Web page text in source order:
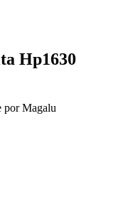
Hp1630
por Magalu